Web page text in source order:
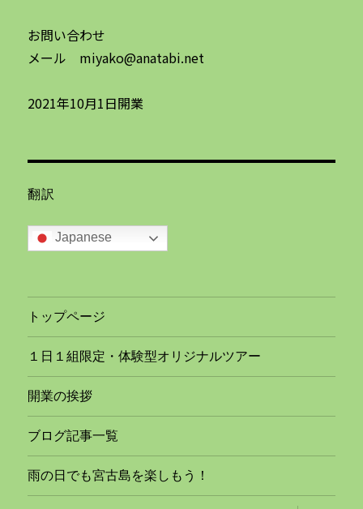
お問い合わせ
メール miyako@anatabi.net
2021年10月1日開業
翻訳
Japanese
トップページ
１日１組限定・体験型オリジナルツアー
開業の挨拶
ブログ記事一覧
雨の日でも宮古島を楽しもう！